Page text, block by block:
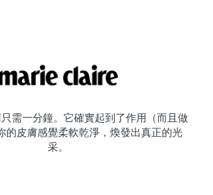
需一分鐘。它確實起到了作用（而且做
的皮膚感覺柔軟乾淨，煥發出真正的光
采。